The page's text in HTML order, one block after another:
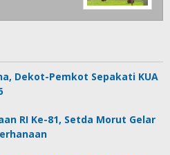
Dekot-Pemkot Sepakati KUA
RI Ke-81, Setda Morut Gelar